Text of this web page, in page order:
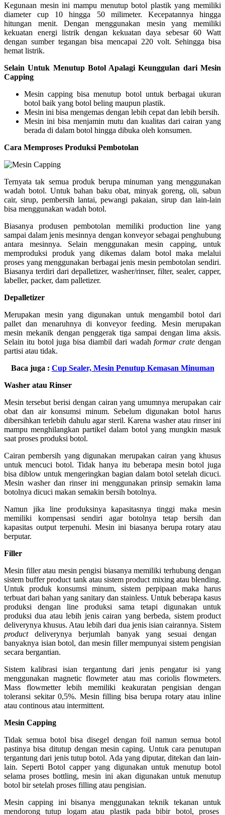
Kegunaan mesin ini mampu menutup botol plastik yang memiliki
diameter cup 10 hingga 50 milimeter. Kecepatannya hingga
hitungan menit. Dengan menggunakan mesin yang memiliki
kekuatan energi listrik dengan kekuatan daya sebesar 60 Watt
dengan sumber tegangan bisa mencapai 220 volt. Sehingga bisa
hemat listrik.
Selain Untuk Menutup Botol Apalagi Keunggulan dari Mesin
Capping
Mesin capping bisa menutup botol untuk berbagai ukuran
botol baik yang botol beling maupun plastik.
Mesin ini bisa mengemas dengan lebih cepat dan lebih bersih.
Mesin ini bisa menjamin mutu dan kualitas dari cairan yang
berada di dalam botol hingga dibuka oleh konsumen.
Cara Memproses Produksi Pembotolan
Ternyata tak semua produk berupa minuman yang menggunakan
wadah botol. Untuk bahan baku obat, minyak goreng, oli, sabun
cair, sirup, pembersih lantai, pewangi pakaian, sirup dan lain-lain
bisa menggunakan wadah botol.
Biasanya produsen pembotolan memiliki production line yang
sampai dalam jenis mesinnya dengan konveyor sebagai penghubung
antara mesinnya. Selain menggunakan mesin capping, untuk
memproduksi produk yang dikemas dalam botol maka melalui
proses yang menggunakan berbagai jenis mesin pembotolan sendiri.
Biasanya terdiri dari depalletizer, washer/rinser, filter, sealer, capper,
labeller, packer, dam palletizer.
Depalletizer
Merupakan mesin yang digunakan untuk mengambil botol dari
pallet dan menaruhnya di konveyor feeding. Mesin merupakan
mesin mekanik dengan penggerak tiga sampai dengan lima aksis.
Selain itu botol juga bisa diambil dari wadah formar crate dengan
partisi atau tidak.
Baca juga : Cup Sealer, Mesin Penutup Kemasan Minuman
Washer atau Rinser
Mesin tersebut berisi dengan cairan yang umumnya merupakan cair
obat dan air konsumsi minum. Sebelum digunakan botol harus
dibersihkan terlebih dahulu agar steril. Karena washer atau rinser ini
mampu menghilangkan partikel dalam botol yang mungkin masuk
saat proses produksi botol.
Cairan pembersih yang digunakan merupakan cairan yang khusus
untuk mencuci botol. Tidak hanya itu beberapa mesin botol juga
bisa diblow untuk mengeringkan bagian dalam botol setelah dicuci.
Mesin washer dan rinser ini menggunakan prinsip semakin lama
botolnya dicuci makan semakin bersih botolnya.
Namun jika line produksinya kapasitasnya tinggi maka mesin
memiliki kompensasi sendiri agar botolnya tetap bersih dan
kapasitas output terpenuhi. Mesin ini biasanya berupa rotary atau
berputar.
Filler
Mesin filler atau mesin pengisi biasanya memiliki terhubung dengan
sistem buffer product tank atau sistem product mixing atau blending.
Untuk produk konsumsi minum, sistem perpipaan maka harus
terbuat dari bahan yang sanitary dan stainless. Untuk beberapa kasus
produksi dengan line produksi sama tetapi digunakan untuk
produksi dua atau lebih jenis cairan yang berbeda, sistem product
deliverynya khusus. Atau lebih dari dua jenis isian cairannya. Sistem
productdeliverynya berjumlah banyak yang sesuai dengan
banyaknya isian botol, dan mesin filler mempunyai sistem pengisian
secara bergantian.
Sistem kalibrasi isian tergantung dari jenis pengatur isi yang
menggunakan magnetic flowmeter atau mas coriolis flowmeters.
Mass flowmetter lebih memiliki keakuratan pengisian dengan
toleransi sekitar 0,5%. Mesin filling bisa berupa rotary atau inline
atau continous atau intermittent.
Mesin Capping
Tidak semua botol bisa disegel dengan foil namun semua botol
pastinya bisa ditutup dengan mesin caping. Untuk cara penutupan
tergantung dari jenis tutup botol. Ada yang diputar, ditekan dan lain-
lain. Seperti Botol capper yang digunakan untuk menutup botol
selama proses bottling, mesin ini akan digunakan untuk menutup
botol bir setelah proses filling atau pengisian.
Mesin capping ini bisanya menggunakan teknik tekanan untuk
mendorong tutup logam atau plastik pada bibir botol, proses